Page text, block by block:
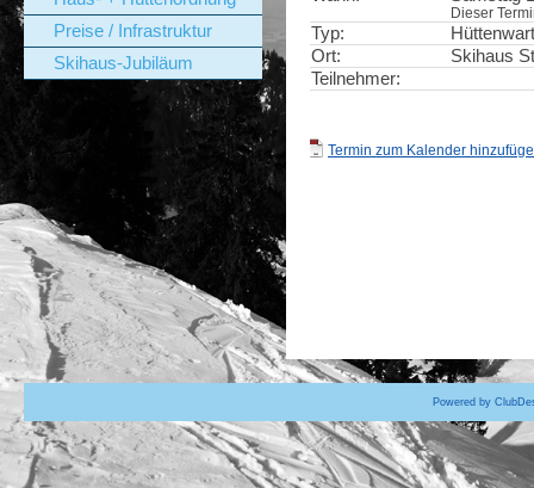
Preise / Infrastruktur
Skihaus-Jubiläum
Dieser
Typ:
Hüttenwart
Ort:
Skihaus
Teilnehmer:
Termin zum Kalender
Powered by